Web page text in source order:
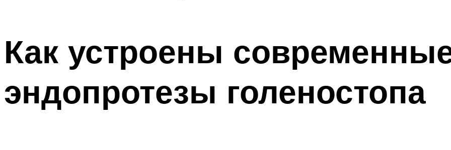
Как устроены
эндопротезы голеностопа